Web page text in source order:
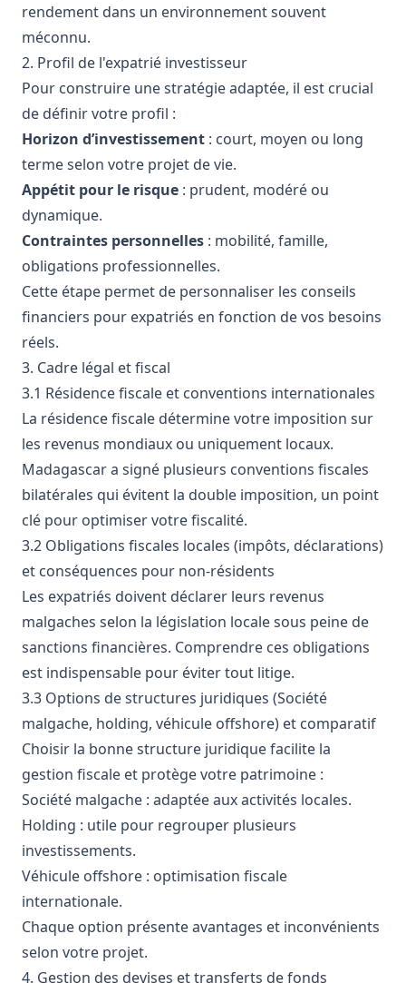
rendement dans un environnement souvent
méconnu.
2. Profil de l'expatrié investisseur
Pour construire une stratégie adaptée, il est crucial
de définir votre profil :
Horizon d’investissement : court, moyen ou long
terme selon votre projet de vie.
Appétit pour le risque : prudent, modéré ou
dynamique.
Contraintes personnelles : mobilité, famille,
obligations professionnelles.
Cette étape permet de personnaliser les conseils
financiers pour expatriés en fonction de vos besoins
réels.
3. Cadre légal et fiscal
3.1 Résidence fiscale et conventions internationales
La résidence fiscale détermine votre imposition sur
les revenus mondiaux ou uniquement locaux.
Madagascar a signé plusieurs conventions fiscales
bilatérales qui évitent la double imposition, un point
clé pour optimiser votre fiscalité.
3.2 Obligations fiscales locales (impôts, déclarations)
et conséquences pour non-résidents
Les expatriés doivent déclarer leurs revenus
malgaches selon la législation locale sous peine de
sanctions financières. Comprendre ces obligations
est indispensable pour éviter tout litige.
3.3 Options de structures juridiques (Société
malgache, holding, véhicule offshore) et comparatif
Choisir la bonne structure juridique facilite la
gestion fiscale et protège votre patrimoine :
Société malgache : adaptée aux activités locales.
Holding : utile pour regrouper plusieurs
investissements.
Véhicule offshore : optimisation fiscale
internationale.
Chaque option présente avantages et inconvénients
selon votre projet.
4. Gestion des devises et transferts de fonds